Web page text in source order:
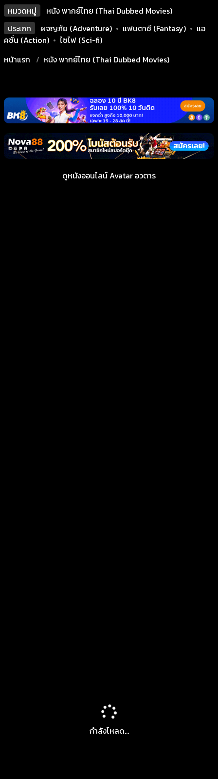
หมวดหมู่
หนัง พากย์ไทย (Thai Dubbed Movies)
ประเภท
ผจญภัย (Adventure) • แฟนตาซี (Fantasy) • แอ
คชั่น (Action) • ไซไฟ (Sci-fi)
หน้าแรก
หนัง พากย์ไทย (Thai Dubbed Movies)
ดูหนังออนไลน์ Avatar อวตาร
กำลังโหลด...